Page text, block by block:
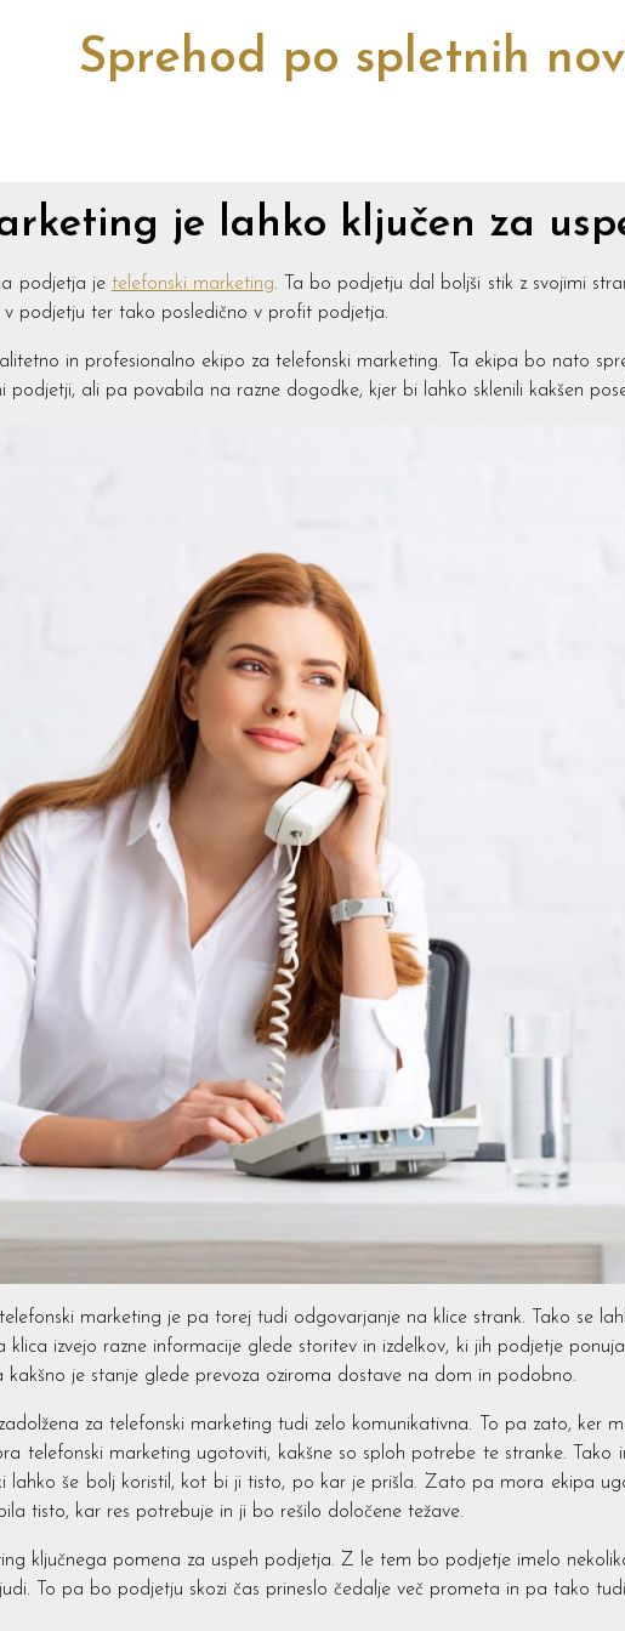
Sprehod po spletnih
je lahko ključen za
podjetja je telefonski marketing. Ta bo podjetju dal boljši stik z svojimi
podjetju ter tako posledično v profit podjetja.
in profesionalno ekipo za telefonski marketing. Ta ekipa bo nato
podjetji, ali pa povabila na razne dogodke, kjer bi lahko sklenili kakšen
marketing je pa torej tudi odgovarjanje na klice strank. Tako se
klica izvejo razne informacije glede storitev in izdelkov, ki jih podjetje
kakšno je stanje glede prevoza oziroma dostave na dom in podobno.
za telefonski marketing tudi zelo komunikativna. To pa zato, ker
telefonski marketing ugotoviti, kakšne so sploh potrebe te stranke.
lahko še bolj koristil, kot bi ji tisto, po kar je prišla. Zato pa mora ekipa
tisto, kar res potrebuje in ji bo rešilo določene težave.
ključnega pomena za uspeh podjetja. Z le tem bo podjetje imelo
To pa bo podjetju skozi čas prineslo čedalje več prometa in pa tako